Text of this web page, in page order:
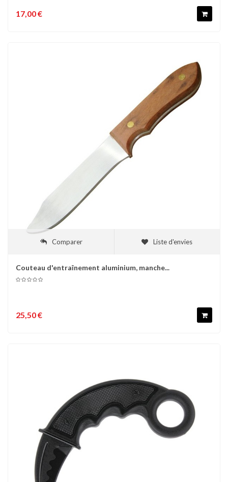
17,00 €
Comparer Liste d'envies
Couteau d'entraînement aluminium, manche...
25,50 €